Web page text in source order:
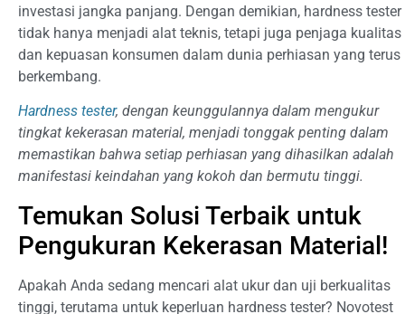
investasi jangka panjang. Dengan demikian, hardness tester
tidak hanya menjadi alat teknis, tetapi juga penjaga kualitas
dan kepuasan konsumen dalam dunia perhiasan yang terus
berkembang.
Hardness tester, dengan keunggulannya dalam mengukur
tingkat kekerasan material, menjadi tonggak penting dalam
memastikan bahwa setiap perhiasan yang dihasilkan adalah
manifestasi keindahan yang kokoh dan bermutu tinggi.
Temukan Solusi Terbaik untuk
Pengukuran Kekerasan Material!
Apakah Anda sedang mencari alat ukur dan uji berkualitas
tinggi, terutama untuk keperluan hardness tester? Novotest